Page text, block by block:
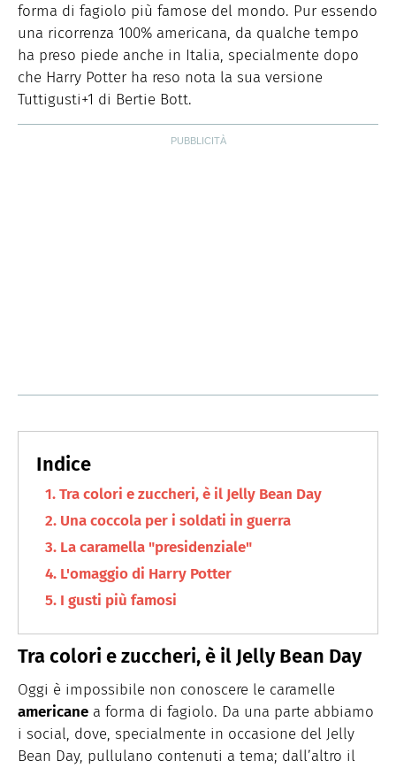
forma di fagiolo più famose del mondo. Pur essendo
una ricorrenza 100% americana, da qualche tempo
ha preso piede anche in Italia, specialmente dopo
che Harry Potter ha reso nota la sua versione
Tuttigusti+1 di Bertie Bott.
Tra colori e zuccheri, è il Jelly Bean Day
Una coccola per i soldati in guerra
La caramella "presidenziale"
L'omaggio di Harry Potter
I gusti più famosi
Tra colori e zuccheri, è il Jelly Bean Day
Oggi è impossibile non conoscere le caramelle
americane a forma di fagiolo. Da una parte abbiamo
i social, dove, specialmente in occasione del Jelly
Bean Day, pullulano contenuti a tema; dall’altro il